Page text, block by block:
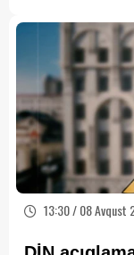
13:30 / 08 Avqust